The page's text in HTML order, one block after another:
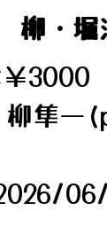
柳・
3000
柳隼
06/